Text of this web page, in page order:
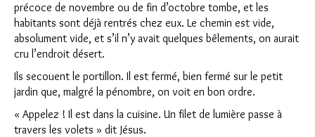
précoce de novembre ou de fin d’octobre tombe, et les
habitants sont déjà rentrés chez eux. Le chemin est vide,
absolument vide, et s’il n’y avait quelques bêlements, on aurait
cru l’endroit désert.
Ils secouent le portillon. Il est fermé, bien fermé sur le petit
jardin que, malgré la pénombre, on voit en bon ordre.
« Appelez ! Il est dans la cuisine. Un filet de lumière passe à
travers les volets » dit Jésus.